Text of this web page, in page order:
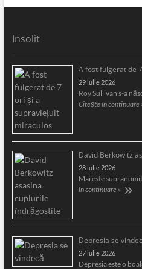
Insolit
A fost fulgerat de
29 iulie 2026
Roy Sullivan s-a
Citește în continuare
David Berkowitz
28 iulie 2026
Mai este supranumit
în continuare »
Depresia se
27 iulie 2026
Depresia este o